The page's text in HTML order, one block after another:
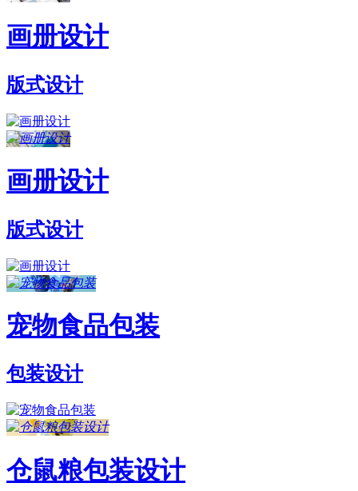
画册设计
版式设计
画册设计
版式设计
宠物食品包装
包装设计
仓鼠粮包装设计